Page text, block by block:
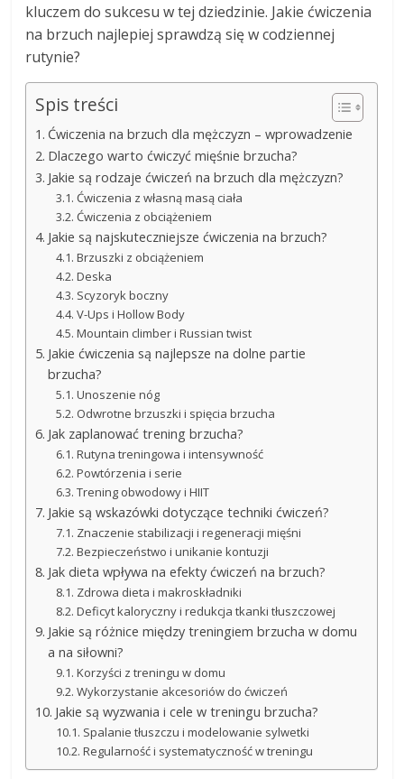
kluczem do sukcesu w tej dziedzinie. Jakie ćwiczenia
na brzuch najlepiej sprawdzą się w codziennej
rutynie?
Spis treści
Ćwiczenia na brzuch dla mężczyzn – wprowadzenie
Dlaczego warto ćwiczyć mięśnie brzucha?
Jakie są rodzaje ćwiczeń na brzuch dla mężczyzn?
Ćwiczenia z własną masą ciała
Ćwiczenia z obciążeniem
Jakie są najskuteczniejsze ćwiczenia na brzuch?
Brzuszki z obciążeniem
Deska
Scyzoryk boczny
V-Ups i Hollow Body
Mountain climber i Russian twist
Jakie ćwiczenia są najlepsze na dolne partie
brzucha?
Unoszenie nóg
Odwrotne brzuszki i spięcia brzucha
Jak zaplanować trening brzucha?
Rutyna treningowa i intensywność
Powtórzenia i serie
Trening obwodowy i HIIT
Jakie są wskazówki dotyczące techniki ćwiczeń?
Znaczenie stabilizacji i regeneracji mięśni
Bezpieczeństwo i unikanie kontuzji
Jak dieta wpływa na efekty ćwiczeń na brzuch?
Zdrowa dieta i makroskładniki
Deficyt kaloryczny i redukcja tkanki tłuszczowej
Jakie są różnice między treningiem brzucha w domu
a na siłowni?
Korzyści z treningu w domu
Wykorzystanie akcesoriów do ćwiczeń
Jakie są wyzwania i cele w treningu brzucha?
Spalanie tłuszczu i modelowanie sylwetki
Regularność i systematyczność w treningu